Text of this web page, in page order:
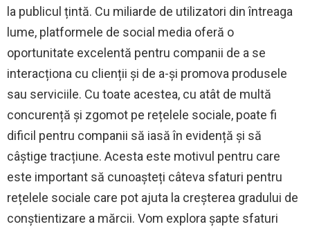
la publicul țintă. Cu miliarde de utilizatori din întreaga
lume, platformele de social media oferă o
oportunitate excelentă pentru companii de a se
interacționa cu clienții și de a-și promova produsele
sau serviciile. Cu toate acestea, cu atât de multă
concurență și zgomot pe rețelele sociale, poate fi
dificil pentru companii să iasă în evidență și să
câștige tracțiune. Acesta este motivul pentru care
este important să cunoașteți câteva sfaturi pentru
rețelele sociale care pot ajuta la creșterea gradului de
conștientizare a mărcii. Vom explora șapte sfaturi